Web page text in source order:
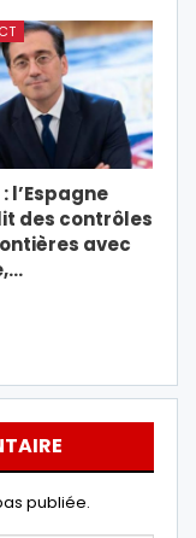
l’Espagne
des contrôles
avec
publiée.